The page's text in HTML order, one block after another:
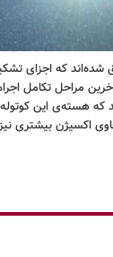
شده‌اند که اجزای
مراحل تکامل
که هسته‌ی این
اکسیژن بیشتری